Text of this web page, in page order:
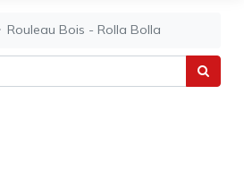
Rouleau Bois - Rolla Bolla